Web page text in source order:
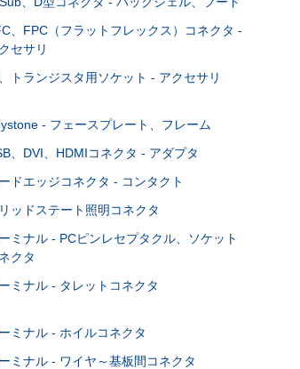
、FPC（フラットフレックス）コネクタ -
セサリ
トランジスタ用ソケット - アクセサリ
- フェースプレート、フレーム
、DVI、HDMIコネクタ - アダプタ
ドエッジコネクタ - コンタクト
ッドステート照明コネクタ
ミナル - PCピンレセプタクル、ソケット
クタ
ミナル - タレットコネクタ
ミナル - ホイルコネクタ
ミナル - ワイヤ～基板間コネクタ